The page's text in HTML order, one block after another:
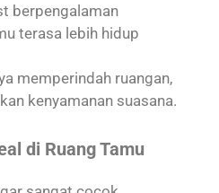
berpengalaman
terasa lebih hidup
memperindah ruangan,
kenyamanan suasana.
di Ruang Tamu